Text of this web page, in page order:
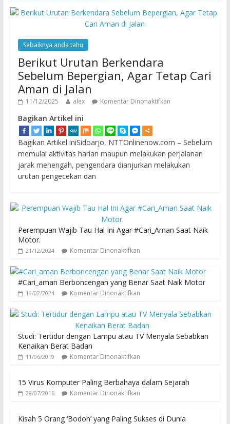
Sebaiknya anda tahu
Berikut Urutan Berkendara
Sebelum Bepergian, Agar Tetap Cari
Aman di Jalan
11/12/2025 alex Komentar Dinonaktifkan
Bagikan Artikel ini
Bagikan Artikel iniSidoarjo, NTTOnlinenow.com – Sebelum
memulai aktivitas harian maupun melakukan perjalanan
jarak menengah, pengendara dianjurkan melakukan
urutan pengecekan dan
Perempuan Wajib Tau Hal Ini Agar #Cari_Aman Saat Naik
Motor.
21/12/2024 Komentar Dinonaktifkan
#Cari_aman Berboncengan yang Benar Saat Naik Motor
19/02/2024 Komentar Dinonaktifkan
Studi: Tertidur dengan Lampu atau TV Menyala Sebabkan
Kenaikan Berat Badan
11/06/2019 Komentar Dinonaktifkan
15 Virus Komputer Paling Berbahaya dalam Sejarah
28/07/2016 Komentar Dinonaktifkan
Kisah 5 Orang ‘Bodoh’ yang Paling Sukses di Dunia